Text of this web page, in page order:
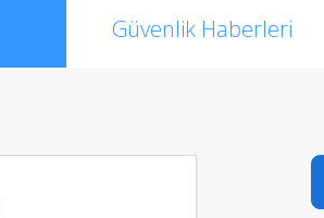
Güvenlik Haberleri